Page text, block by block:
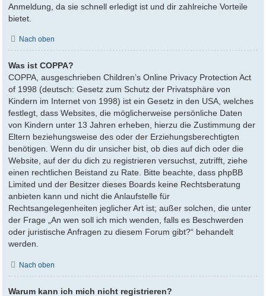
Anmeldung, da sie schnell erledigt ist und dir zahlreiche Vorteile
bietet.
Nach oben
Was ist COPPA?
COPPA, ausgeschrieben Children’s Online Privacy Protection Act
of 1998 (deutsch: Gesetz zum Schutz der Privatsphäre von
Kindern im Internet von 1998) ist ein Gesetz in den USA, welches
festlegt, dass Websites, die möglicherweise persönliche Daten
von Kindern unter 13 Jahren erheben, hierzu die Zustimmung der
Eltern beziehungsweise des oder der Erziehungsberechtigten
benötigen. Wenn du dir unsicher bist, ob dies auf dich oder die
Website, auf der du dich zu registrieren versuchst, zutrifft, ziehe
einen rechtlichen Beistand zu Rate. Bitte beachte, dass phpBB
Limited und der Besitzer dieses Boards keine Rechtsberatung
anbieten kann und nicht die Anlaufstelle für
Rechtsangelegenheiten jeglicher Art ist; außer solchen, die unter
der Frage „An wen soll ich mich wenden, falls es Beschwerden
oder juristische Anfragen zu diesem Forum gibt?“ behandelt
werden.
Nach oben
Warum kann ich mich nicht registrieren?